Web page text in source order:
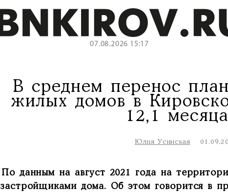
07.08.2026 15:17
В среднем перенос
жилых домов в
12,1
Юлия Усинская
По данным на август 2021 года на
застройщиками дома. Об этом говорится в